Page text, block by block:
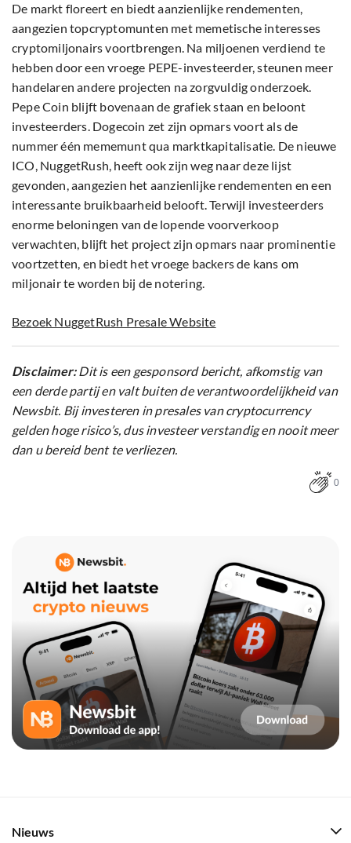
De markt floreert en biedt aanzienlijke rendementen,
aangezien topcryptomunten met memetische interesses
cryptomiljonairs voortbrengen. Na miljoenen verdiend te
hebben door een vroege PEPE-investeerder, steunen meer
handelaren andere projecten na zorgvuldig onderzoek.
Pepe Coin blijft bovenaan de grafiek staan en beloont
investeerders. Dogecoin zet zijn opmars voort als de
nummer één mememunt qua marktkapitalisatie. De nieuwe
ICO, NuggetRush, heeft ook zijn weg naar deze lijst
gevonden, aangezien het aanzienlijke rendementen en een
interessante bruikbaarheid belooft. Terwijl investeerders
enorme beloningen van de lopende voorverkoop
verwachten, blijft het project zijn opmars naar prominentie
voortzetten, en biedt het vroege backers de kans om
miljonair te worden bij de notering.
Bezoek NuggetRush Presale Website
Disclaimer:Dit is een gesponsord bericht, afkomstig van
een derde partij en valt buiten de verantwoordelijkheid van
Newsbit. Bij investeren in presales van cryptocurrency
gelden hoge risico’s, dus investeer verstandig en nooit meer
dan u bereid bent te verliezen.
0
Nieuws